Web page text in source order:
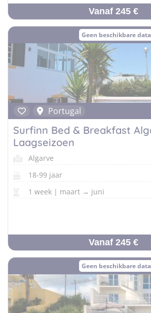
Vanaf 245 €
Geen beschikbare data
Portugal
Surfinn Bed & Breakfast
Laagseizoen
Algarve
18-99 jaar
1 week | maart → juni
Vanaf 245 €
Geen beschikbare data